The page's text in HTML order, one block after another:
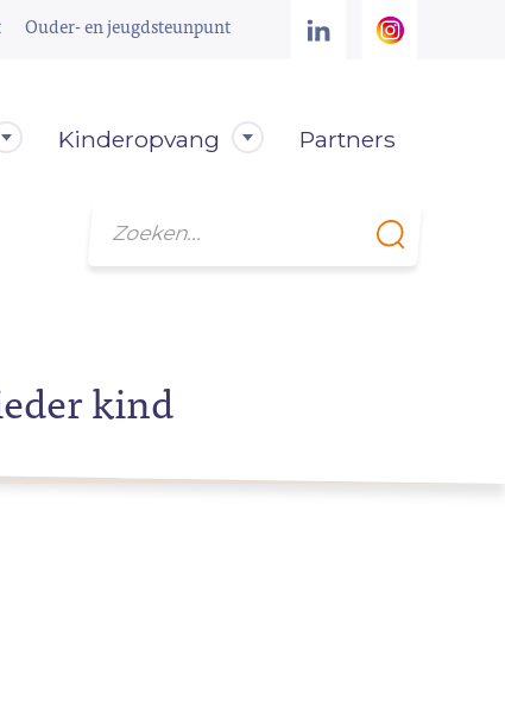
Ouder- en jeugdsteunpunt
Kinderopvang Partners
Zoeken
kind